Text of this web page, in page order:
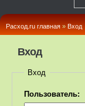
Расход.ru главная » Вход
Вход
Вход
Пользователь: